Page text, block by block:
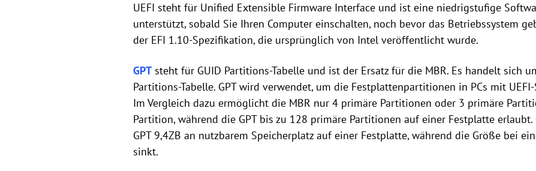
UEFI steht für Unified Extensible Firmware Interface und ist eine niedrigstufige
unterstützt, sobald Sie Ihren Computer einschalten, noch bevor das Betriebssystem
der EFI 1.10-Spezifikation, die ursprünglich von Intel veröffentlicht wurde.
GPT steht für GUID Partitions-Tabelle und ist der Ersatz für die MBR. Es handelt sich
Partitions-Tabelle. GPT wird verwendet, um die Festplattenpartitionen in PCs mit
Im Vergleich dazu ermöglicht die MBR nur 4 primäre Partitionen oder 3 primäre
Partition, während die GPT bis zu 128 primäre Partitionen auf einer Festplatte
GPT 9,4ZB an nutzbarem Speicherplatz auf einer Festplatte, während die Größe bei
sinkt.